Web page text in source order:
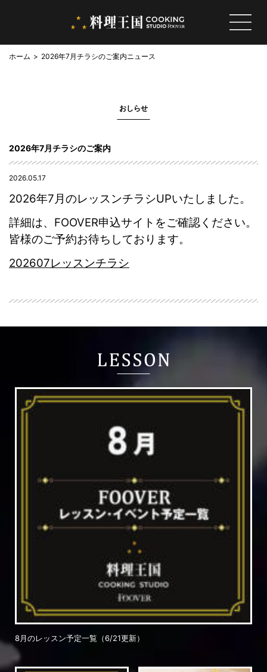
ホーム ニュース
2026年7月チラシのご案内
おしらせ
2026年7月チラシのご案内
2026.05.17
2026年7月のレッスンチラシUPいたしました。
詳細は、FOOVER申込サイトをご確認ください。
皆様のご予約お待ちしております。
202607レッスンチラシ
8月のレッスン予定一覧（6/21更新）